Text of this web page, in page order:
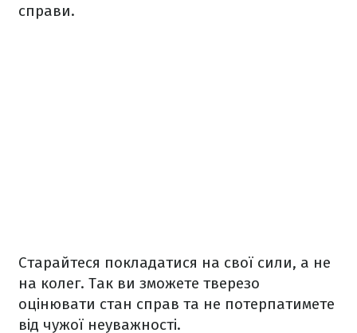
справи.
Старайтеся покладатися на свої сили, а не
на колег. Так ви зможете тверезо
оцінювати стан справ та не потерпатимете
від чужої неуважності.